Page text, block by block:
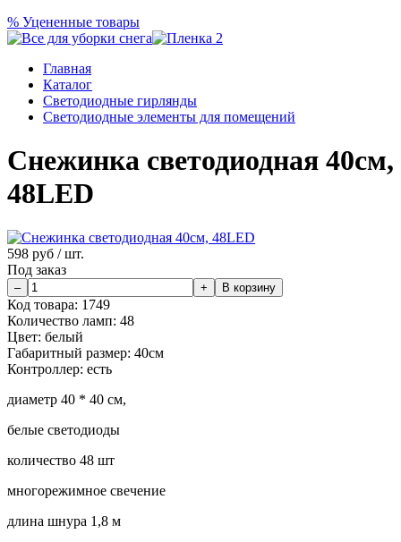
% Уцененные товары
Главная
Каталог
Светодиодные гирлянды
Светодиодные элементы для помещений
Снежинка светодиодная 40см,
48LED
598 руб / шт.
Под заказ
Код товара: 1749
Количество ламп: 48
Цвет: белый
Габаритный размер: 40см
Контроллер: есть
диаметр 40 * 40 см,
белые светодиоды
количество 48 шт
многорежимное свечение
длина шнура 1,8 м